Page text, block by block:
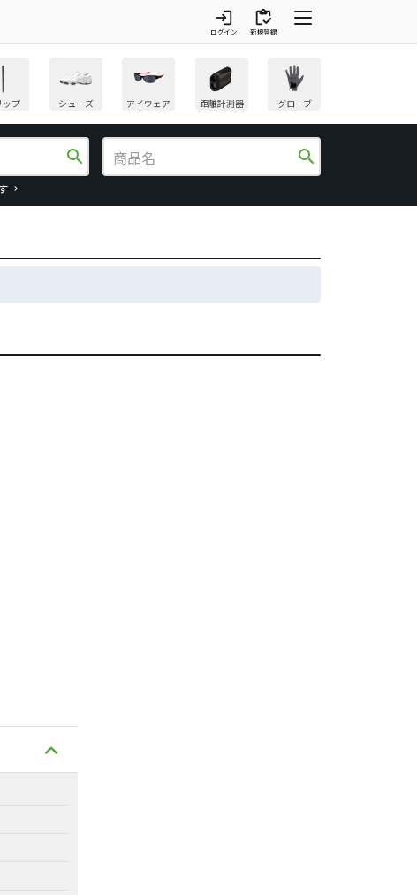
login
ログイン
inventory
新規登録
ップ シューズ アイウェア 距離計測器 グローブ
search search